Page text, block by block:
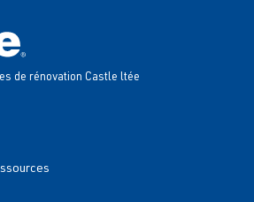
de rénovation Castle ltée